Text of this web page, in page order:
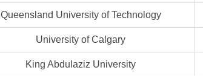
Queensland University of Technology
University of Calgary
King Abdulaziz University